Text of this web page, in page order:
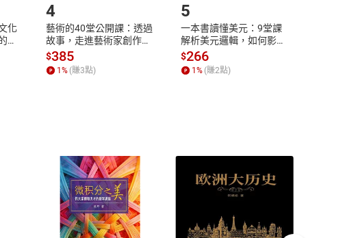
客服資訊
化
地
4
藝術的40堂公開課：透過
故事，走進藝術家創作現
場，看藝術如何誕生、如
何形塑人類生活【電子
書】
$385
1% (賺3點)
5
一本書讀懂美元：9堂課
解析美元邏輯，如何影響
全球經濟和每個人的投資
【電子書】
$266
1% (賺2點)